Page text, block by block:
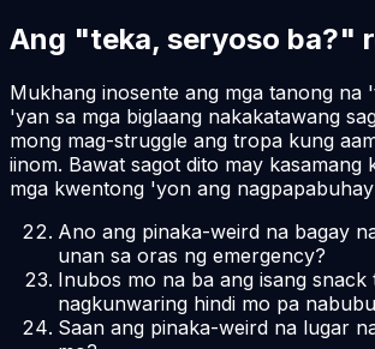
Ang "teka, seryoso ba?"
Mukhang inosente ang mga tanong na
'yan sa mga biglaang nakakatawang
mong mag-struggle ang tropa kung
iinom. Bawat sagot dito may kasamang
mga kwentong 'yon ang
Ano ang pinaka-weird na bagay
unan sa oras ng emergency?
Inubos mo na ba ang isang snack
nagkunwaring hindi mo pa
Saan ang pinaka-weird na lugar